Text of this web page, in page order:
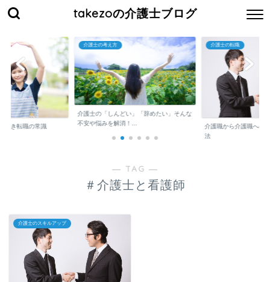
takezoの介護士ブログ
べき転職の常識
介護士の考え方
介護士の「しんどい」「辞めたい」そんな
不安や悩みを解消！...
介護士の転職
介護職から介護職への
法
― TAG ―
＃介護士と看護師
介護士のスキルアップ